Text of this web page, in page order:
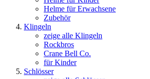
Helme für Erwachsene
Zubehör
Klingeln
zeige alle Klingeln
Rockbros
Crane Bell Co.
für Kinder
Schlösser